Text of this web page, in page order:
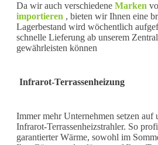
Da wir auch verschiedene Marken
importieren , bieten wir Ihnen eine
Lagerbestand wird wöchentlich
schnelle Lieferung ab unserem
gewährleisten können
Infrarot-Terrassenheizung
Immer mehr Unternehmen setzen auf
Infrarot-Terrassenheizstrahler. So
garantierter Wärme, sowohl im